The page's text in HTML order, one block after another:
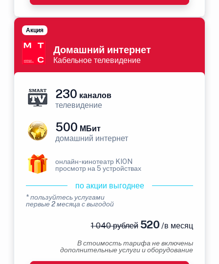
Домашний интернет
Кабельное телевидение
Акция
230 каналов
телевидение
500 МБит
домашний интернет
онлайн-кинотеатр KION
просмотр на 5 устройствах
по акции выгоднее
* пользуйтесь услугами
первые 2 месяца с выгодой
1 040 рублей520 /в месяц
В стоимость тарифа не включены
дополнительные услуги и оборудование